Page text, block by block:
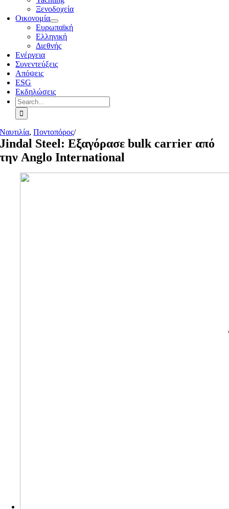
Ξενοδοχεία
Οικονομία
Ευρωπαϊκή
Ελληνική
Διεθνής
Ενέργεια
Συνεντεύξεις
Απόψεις
ESG
Εκδηλώσεις
Search
for:
Ναυτιλία,Ποντοπόρος/
Jindal Steel: Εξαγόρασε bulk carrier από
την Anglo International